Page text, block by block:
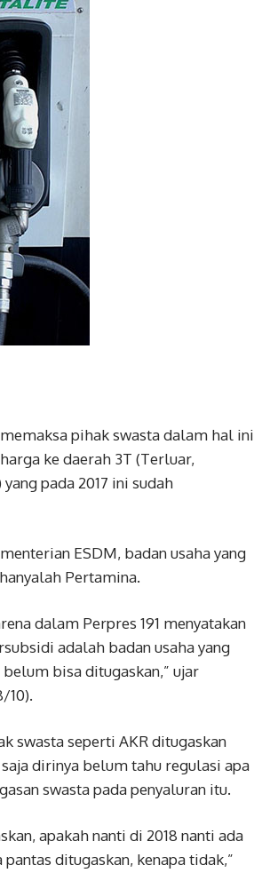
pihak swasta dalam hal ini
ke daerah 3T (Terluar,
pada 2017 ini sudah
ESDM, badan usaha yang
Pertamina.
dalam Perpres 191 menyatakan
adalah badan usaha yang
bisa ditugaskan,” ujar
10).
swasta seperti AKR ditugaskan
dirinya belum tahu regulasi apa
swasta pada penyaluran itu.
apakah nanti di 2018 nanti ada
ditugaskan, kenapa tidak,”